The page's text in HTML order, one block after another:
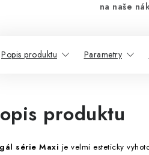
na naše
Popis produktu Parametry
produktu
série Maxi je velmi esteticky